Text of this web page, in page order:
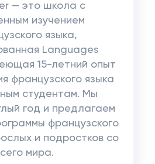
— это школа с
изучением
языка,
Languages
15-летний опыт
французского языка
студентам. Мы
год и предлагаем
французского
и подростков со
мира.